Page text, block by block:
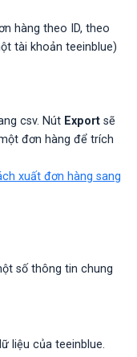
hàng theo ID, theo
tài khoản teeinblue)
csv. Nút Export sẽ
đơn hàng để trích
xuất đơn hàng sang
số thông tin chung
liệu của teeinblue.